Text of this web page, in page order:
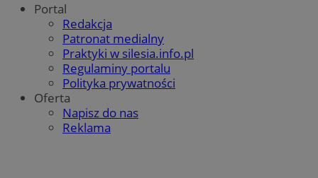
Portal
Redakcja
Patronat medialny
Praktyki w silesia.info.pl
Regulaminy portalu
Polityka prywatności
Oferta
Napisz do nas
Reklama